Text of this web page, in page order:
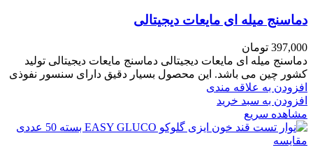
دماسنج میله ای مایعات دیجیتالی
397,000 تومان
دماسنج میله ای مایعات دیجیتالی دماسنج مایعات دیجیتالی تولید
کشور چین می باشد. این محصول بسیار دقیق دارای سنسور نفوذی
افزودن به علاقه مندی
افزودن به سبد خرید
مشاهده سریع
مقایسه